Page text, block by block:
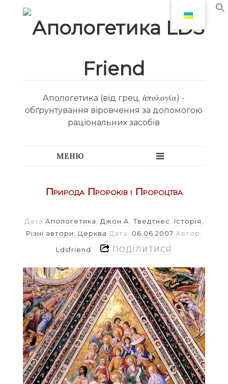
Апологетика (від грец. ἀπολογία) -
обґрунтування віровчення за допомогою
раціональних засобів
Природа Пророків і Пророцтва
Дата Апологетика , Джон А. Тведтнес , Історія ,
Різні автори , Церква Дата: 06.06.2007 Автор:
Ldsfriend ПОДІЛИТИСЯ